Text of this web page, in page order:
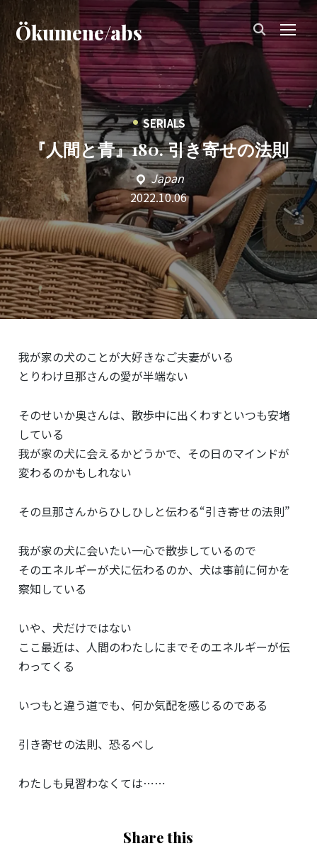
Ökumene/abs
• SERIALS
『人間と青』180. 引き寄せの法則
Japan
2022.10.06
我が家の犬のことが大好きなご夫妻がいる
とりわけ旦那さんの愛が半端ない
そのせいか奥さんは、散歩中に出くわすといつも安堵
している
我が家の犬に会えるかどうかで、その日のマインドが
変わるのかもしれない
その旦那さんからひしひしと伝わる“引き寄せの法則”
我が家の犬に会いたい一心で散歩しているので
そのエネルギーが犬に伝わるのか、犬は事前に何かを
察知している
いや、犬だけではない
ここ最近は、人間のわたしにまでそのエネルギーが伝
わってくる
いつもと違う道でも、何か気配を感じるのである
引き寄せの法則、恐るべし
わたしも見習わなくては⋯⋯
Share this